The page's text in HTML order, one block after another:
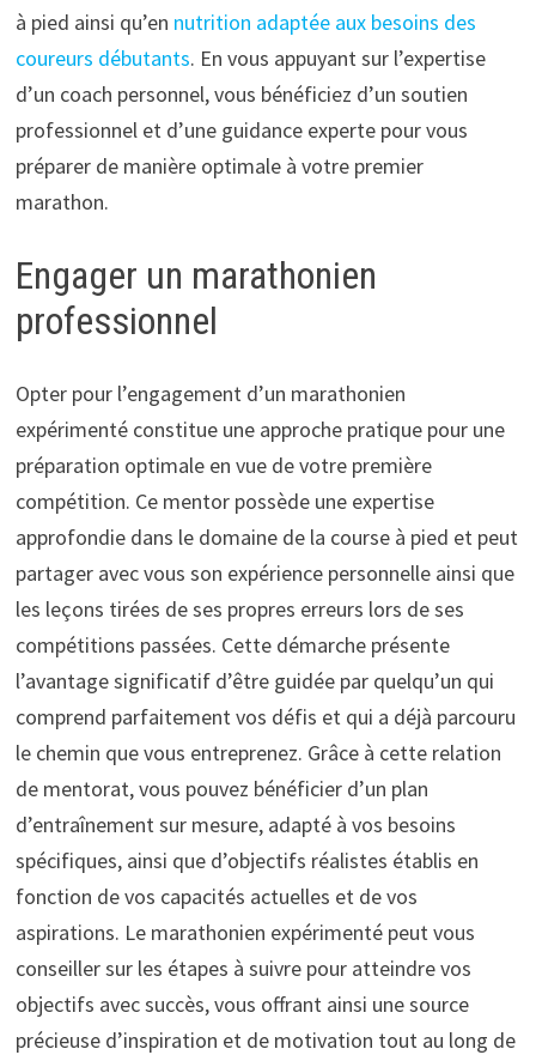
à pied ainsi qu’en nutrition adaptée aux besoins des
coureurs débutants. En vous appuyant sur l’expertise
d’un coach personnel, vous bénéficiez d’un soutien
professionnel et d’une guidance experte pour vous
préparer de manière optimale à votre premier
marathon.
Engager un marathonien
professionnel
Opter pour l’engagement d’un marathonien
expérimenté constitue une approche pratique pour une
préparation optimale en vue de votre première
compétition. Ce mentor possède une expertise
approfondie dans le domaine de la course à pied et peut
partager avec vous son expérience personnelle ainsi que
les leçons tirées de ses propres erreurs lors de ses
compétitions passées. Cette démarche présente
l’avantage significatif d’être guidée par quelqu’un qui
comprend parfaitement vos défis et qui a déjà parcouru
le chemin que vous entreprenez. Grâce à cette relation
de mentorat, vous pouvez bénéficier d’un plan
d’entraînement sur mesure, adapté à vos besoins
spécifiques, ainsi que d’objectifs réalistes établis en
fonction de vos capacités actuelles et de vos
aspirations. Le marathonien expérimenté peut vous
conseiller sur les étapes à suivre pour atteindre vos
objectifs avec succès, vous offrant ainsi une source
précieuse d’inspiration et de motivation tout au long de